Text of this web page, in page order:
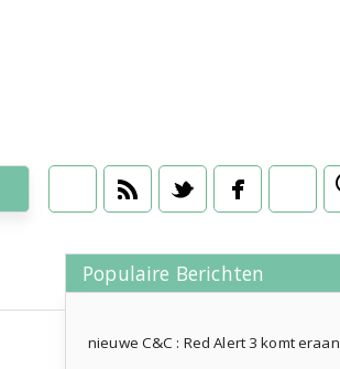
geschiedenis,internet ,religie »
Populaire Berichten
nieuwe C&C : Red Alert 3 komt eraan